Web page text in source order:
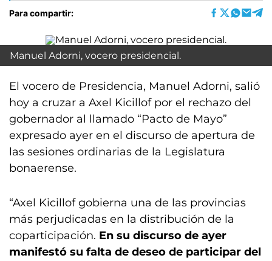
Para compartir:
Manuel Adorni, vocero presidencial.
El vocero de Presidencia, Manuel Adorni, salió
hoy a cruzar a Axel Kicillof por el rechazo del
gobernador al llamado “Pacto de Mayo”
expresado ayer en el discurso de apertura de
las sesiones ordinarias de la Legislatura
bonaerense.
“Axel Kicillof gobierna una de las provincias
más perjudicadas en la distribución de la
coparticipación. En su discurso de ayer
manifestó su falta de deseo de participar del